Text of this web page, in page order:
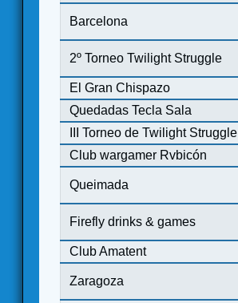
Barcelona
2º Torneo Twilight Struggle
El Gran Chispazo
Quedadas Tecla Sala
III Torneo de Twilight Struggle
Club wargamer Rvbicón
Queimada
Firefly drinks & games
Club Amatent
Zaragoza